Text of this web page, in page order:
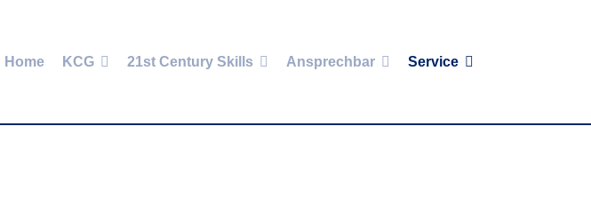
Home KCG 21st Century Skills Ansprechbar Service